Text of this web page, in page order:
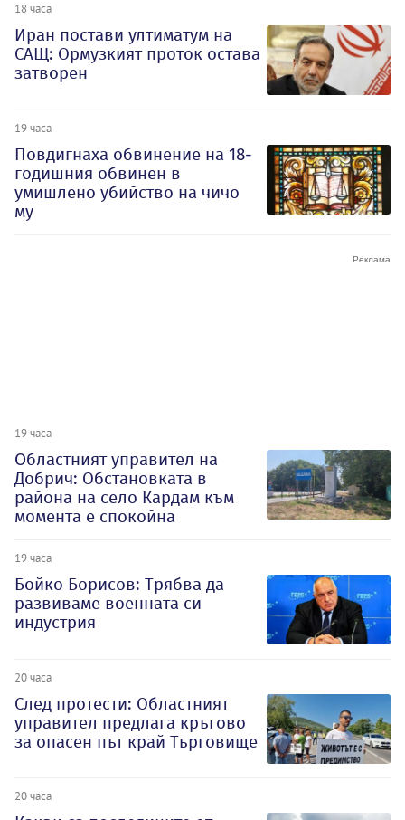
18 часа
Иран постави ултиматум на
САЩ: Ормузкият проток остава
затворен
19 часа
Повдигнаха обвинение на 18-
годишния обвинен в
умишлено убийство на чичо
му
19 часа
Oбластният управител на
Добрич: Обстановката в
района на село Кардам към
момента е спокойна
19 часа
Бойко Борисов: Трябва да
развиваме военната си
индустрия
20 часа
След протести: Областният
управител предлага кръгово
за опасен път край Търговище
20 часа